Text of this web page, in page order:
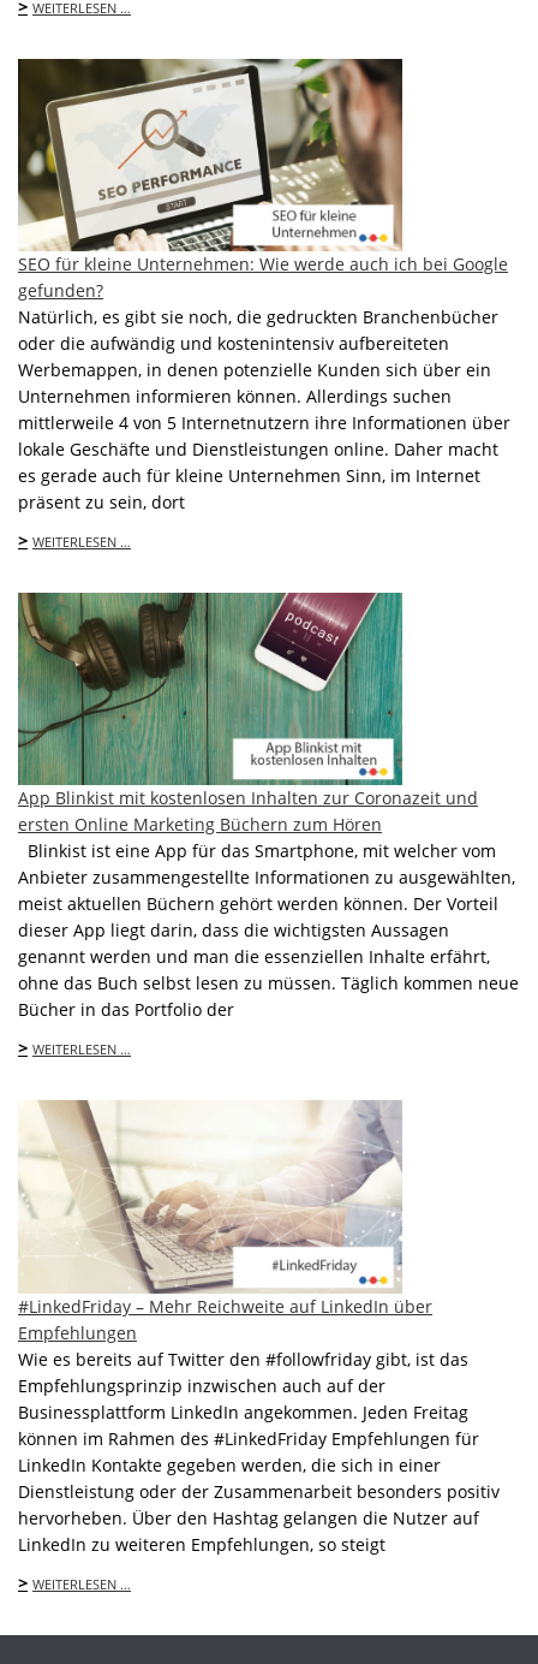
> WEITERLESEN …
SEO für kleine Unternehmen: Wie werde auch ich bei Google
gefunden?
Natürlich, es gibt sie noch, die gedruckten Branchenbücher
oder die aufwändig und kostenintensiv aufbereiteten
Werbemappen, in denen potenzielle Kunden sich über ein
Unternehmen informieren können. Allerdings suchen
mittlerweile 4 von 5 Internetnutzern ihre Informationen über
lokale Geschäfte und Dienstleistungen online. Daher macht
es gerade auch für kleine Unternehmen Sinn, im Internet
präsent zu sein, dort
> WEITERLESEN …
App Blinkist mit kostenlosen Inhalten zur Coronazeit und
ersten Online Marketing Büchern zum Hören
Blinkist ist eine App für das Smartphone, mit welcher vom
Anbieter zusammengestellte Informationen zu ausgewählten,
meist aktuellen Büchern gehört werden können. Der Vorteil
dieser App liegt darin, dass die wichtigsten Aussagen
genannt werden und man die essenziellen Inhalte erfährt,
ohne das Buch selbst lesen zu müssen. Täglich kommen neue
Bücher in das Portfolio der
> WEITERLESEN …
#LinkedFriday – Mehr Reichweite auf LinkedIn über
Empfehlungen
Wie es bereits auf Twitter den #followfriday gibt, ist das
Empfehlungsprinzip inzwischen auch auf der
Businessplattform LinkedIn angekommen. Jeden Freitag
können im Rahmen des #LinkedFriday Empfehlungen für
LinkedIn Kontakte gegeben werden, die sich in einer
Dienstleistung oder der Zusammenarbeit besonders positiv
hervorheben. Über den Hashtag gelangen die Nutzer auf
LinkedIn zu weiteren Empfehlungen, so steigt
> WEITERLESEN …